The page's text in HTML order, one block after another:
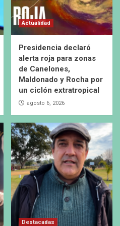
Actualidad
Presidencia declaró
alerta roja para zonas
de Canelones,
Maldonado y Rocha por
un ciclón extratropical
agosto 6, 2026
Destacadas